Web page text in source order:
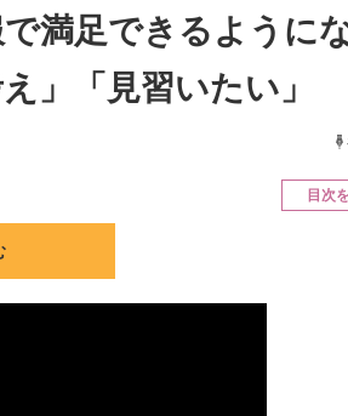
満足できるように
」「見習いたい」
目次